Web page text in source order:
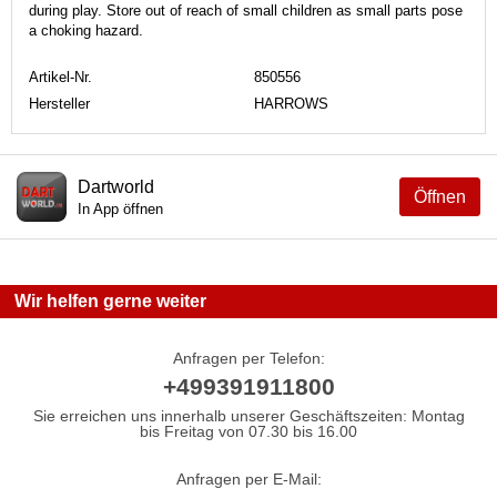
during play. Store out of reach of small children as small parts pose
a choking hazard.
Artikel-Nr.
850556
Hersteller
HARROWS
Öffnen
Dartworld
In App öffnen
Wir helfen gerne weiter
Anfragen per Telefon:
+499391911800
Sie erreichen uns innerhalb unserer Geschäftszeiten: Montag
bis Freitag von 07.30 bis 16.00
Anfragen per E-Mail: